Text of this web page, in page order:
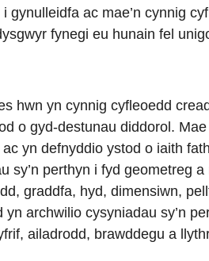
gynulleidfa ac mae’n cynnig
fynegi eu hunain fel
hwn yn cynnig cyfleoedd
o gyd-destunau diddorol.
yn defnyddio ystod o iaith
sy’n perthyn i fyd geometreg
graddfa, hyd, dimensiwn,
yn archwilio cysyniadau sy’n
ailadrodd, brawddegu a